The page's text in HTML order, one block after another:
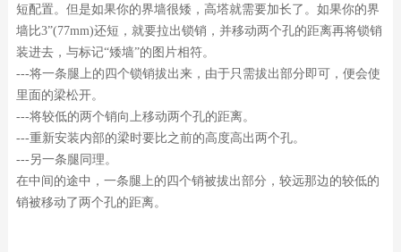
短配置。但是如果你的界墙很矮，高塔就需要加长了。如果你的界
墙比3”(77mm)还短，就要拉出锁销，并移动两个孔的距离再将锁销
装进去，与标记“矮墙”的图片相符。
---将一条腿上的四个锁销拔出来，由于只需拔出部分即可，便会使
里面的梁松开。
---将较低的两个销向上移动两个孔的距离。
---重新安装内部的梁时要比之前的高度高出两个孔。
---另一条腿同理。
在中间的途中，一条腿上的四个销被拔出部分，较远那边的较低的
销被移动了两个孔的距离。